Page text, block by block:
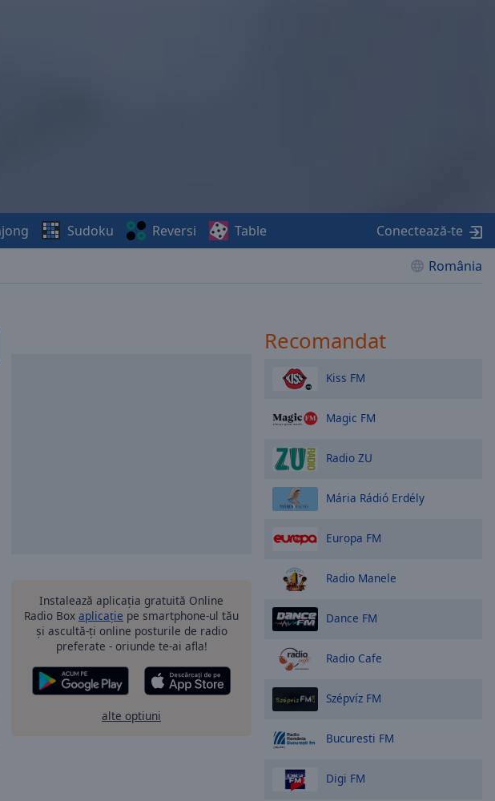
România
Sudoku Reversi Table Conectează-te
Instalează aplicația gratuită Online
Radio Box aplicație pe smartphone-ul tău
și ascultă-ți online posturile de radio
preferate - oriunde te-ai afla!
alte optiuni
Recomandat
Kiss FM
Magic FM
Radio ZU
Mária Rádió Erdély
Europa FM
Radio Manele
Dance FM
Radio Cafe
Szépvíz FM
Bucuresti FM
Digi FM